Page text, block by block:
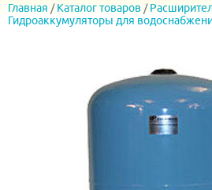
Главная / Каталог товаров /
Гидроаккумуляторы для